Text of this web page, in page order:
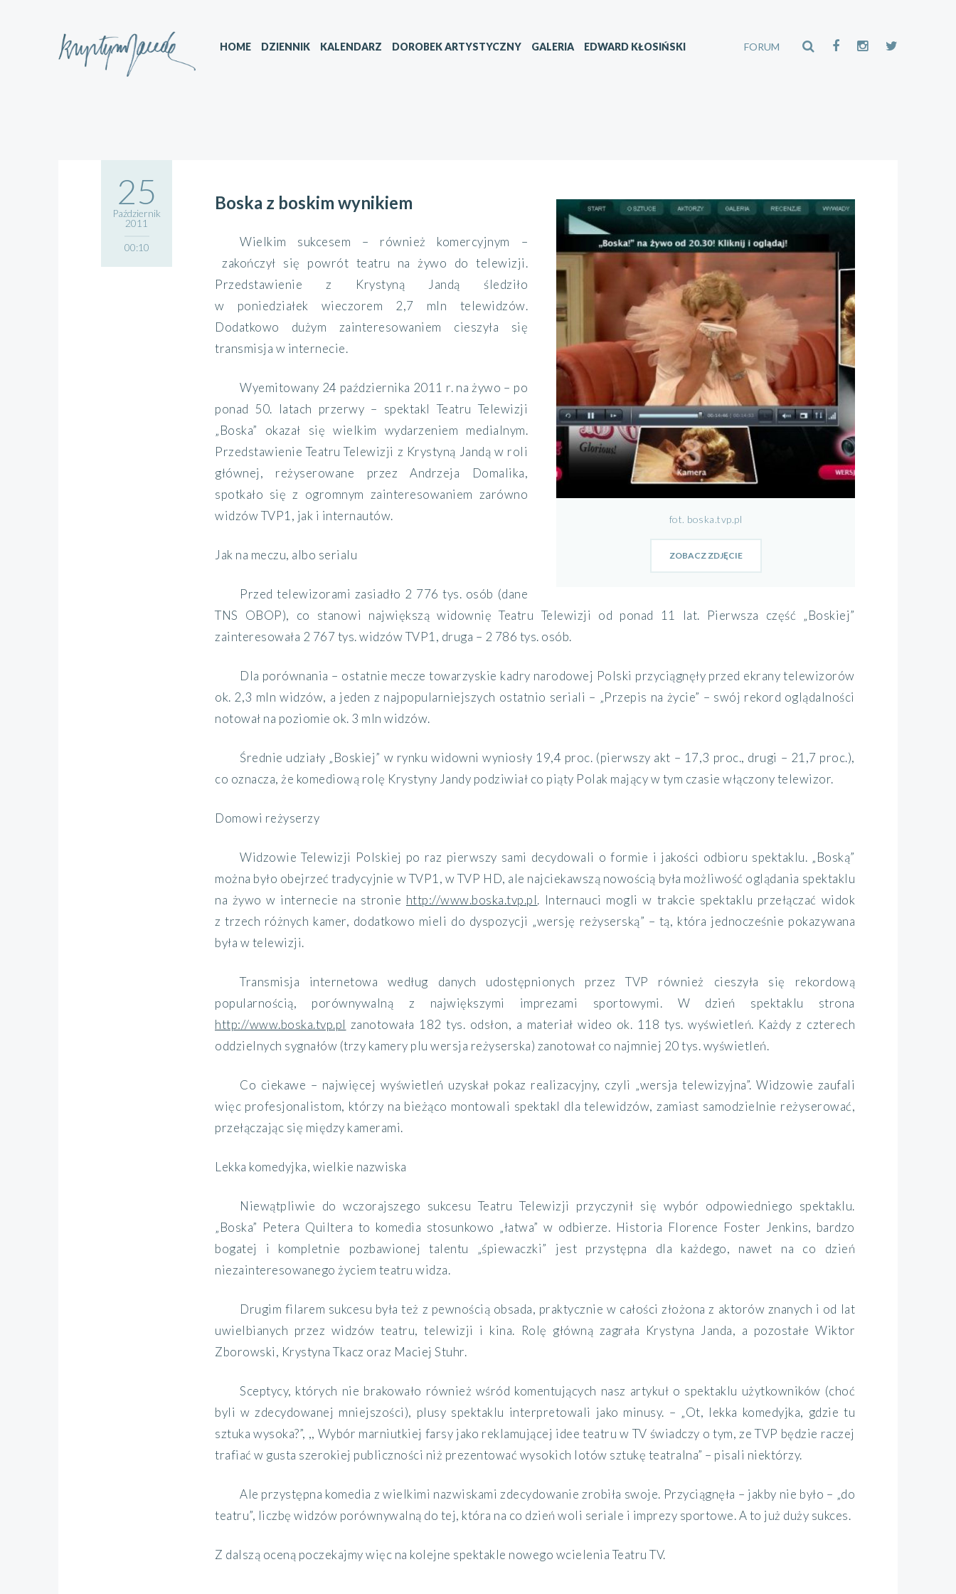
FORUM
HOME DZIENNIK KALENDARZ DOROBEK ARTYSTYCZNY GALERIA EDWARD KŁOSIŃSKI
25
Październik
2011
00:10
fot. boska.tvp.pl
ZOBACZ ZDJĘCIE
Boska z boskim wynikiem
Wielkim sukcesem – również komercyjnym –
zakończył się powrót teatru na żywo do telewizji.
Przedstawienie z Krystyną Jandą śledziło
w poniedziałek wieczorem 2,7 mln telewidzów.
Dodatkowo dużym zainteresowaniem cieszyła się
transmisja w internecie.
Wyemitowany 24 października 2011 r. na żywo – po
ponad 50. latach przerwy – spektakl Teatru Telewizji
„Boska” okazał się wielkim wydarzeniem medialnym.
Przedstawienie Teatru Telewizji z Krystyną Jandą w roli
głównej, reżyserowane przez Andrzeja Domalika,
spotkało się z ogromnym zainteresowaniem zarówno
widzów TVP1, jak i internautów.
Jak na meczu, albo serialu
Przed telewizorami zasiadło 2 776 tys. osób (dane
TNS OBOP), co stanowi największą widownię Teatru Telewizji od ponad 11 lat. Pierwsza część „Boskiej”
zainteresowała 2 767 tys. widzów TVP1, druga – 2 786 tys. osób.
Dla porównania – ostatnie mecze towarzyskie kadry narodowej Polski przyciągnęły przed ekrany telewizorów
ok. 2,3 mln widzów, a jeden z najpopularniejszych ostatnio seriali – „Przepis na życie” – swój rekord oglądalności
notował na poziomie ok. 3 mln widzów.
Średnie udziały „Boskiej” w rynku widowni wyniosły 19,4 proc. (pierwszy akt – 17,3 proc., drugi – 21,7 proc.),
co oznacza, że komediową rolę Krystyny Jandy podziwiał co piąty Polak mający w tym czasie włączony telewizor.
Domowi reżyserzy
Widzowie Telewizji Polskiej po raz pierwszy sami decydowali o formie i jakości odbioru spektaklu. „Boską”
można było obejrzeć tradycyjnie w TVP1, w TVP HD, ale najciekawszą nowością była możliwość oglądania spektaklu
na żywo w internecie na stronie http://www.boska.tvp.pl. Internauci mogli w trakcie spektaklu przełączać widok
z trzech różnych kamer, dodatkowo mieli do dyspozycji „wersję reżyserską” – tą, która jednocześnie pokazywana
była w telewizji.
Transmisja internetowa według danych udostępnionych przez TVP również cieszyła się rekordową
popularnością, porównywalną z największymi imprezami sportowymi. W dzień spektaklu strona
http://www.boska.tvp.pl zanotowała 182 tys. odsłon, a materiał wideo ok. 118 tys. wyświetleń. Każdy z czterech
oddzielnych sygnałów (trzy kamery plu wersja reżyserska) zanotował co najmniej 20 tys. wyświetleń.
Co ciekawe – najwięcej wyświetleń uzyskał pokaz realizacyjny, czyli „wersja telewizyjna”. Widzowie zaufali
więc profesjonalistom, którzy na bieżąco montowali spektakl dla telewidzów, zamiast samodzielnie reżyserować,
przełączając się między kamerami.
Lekka komedyjka, wielkie nazwiska
Niewątpliwie do wczorajszego sukcesu Teatru Telewizji przyczynił się wybór odpowiedniego spektaklu.
„Boska” Petera Quiltera to komedia stosunkowo „łatwa” w odbierze. Historia Florence Foster Jenkins, bardzo
bogatej i kompletnie pozbawionej talentu „śpiewaczki” jest przystępna dla każdego, nawet na co dzień
niezainteresowanego życiem teatru widza.
Drugim filarem sukcesu była też z pewnością obsada, praktycznie w całości złożona z aktorów znanych i od lat
uwielbianych przez widzów teatru, telewizji i kina. Rolę główną zagrała Krystyna Janda, a pozostałe Wiktor
Zborowski, Krystyna Tkacz oraz Maciej Stuhr.
Sceptycy, których nie brakowało również wśród komentujących nasz artykuł o spektaklu użytkowników (choć
byli w zdecydowanej mniejszości), plusy spektaklu interpretowali jako minusy. – „Ot, lekka komedyjka, gdzie tu
sztuka wysoka?”, ,, Wybór marniutkiej farsy jako reklamującej idee teatru w TV świadczy o tym, ze TVP będzie raczej
trafiać w gusta szerokiej publiczności niż prezentować wysokich lotów sztukę teatralna” – pisali niektórzy.
Ale przystępna komedia z wielkimi nazwiskami zdecydowanie zrobiła swoje. Przyciągnęła – jakby nie było – „do
teatru”, liczbę widzów porównywalną do tej, która na co dzień woli seriale i imprezy sportowe. A to już duży sukces.
Z dalszą oceną poczekajmy więc na kolejne spektakle nowego wcielenia Teatru TV.